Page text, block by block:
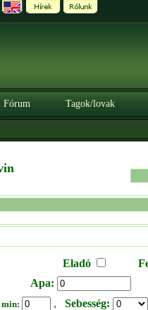
Fórum Tagok/lovak
Eladó
Apa:
min: , Sebesség: